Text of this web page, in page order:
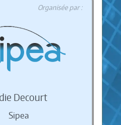
Organisée par :
Decourt
Sipea